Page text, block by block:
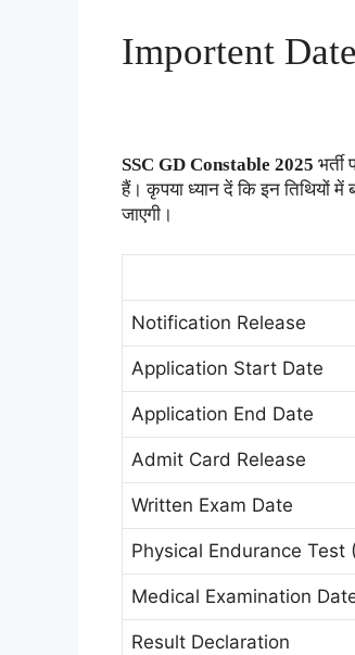
Importent
SSC GD Constable 2025
हैं। कृपया ध्यान दें कि इन तिथियों
जाएगी।
Notification Release
Application Start Date
Application End Date
Admit Card Release
Written Exam Date
Physical Endurance Test
Medical Examination
Result Declaration